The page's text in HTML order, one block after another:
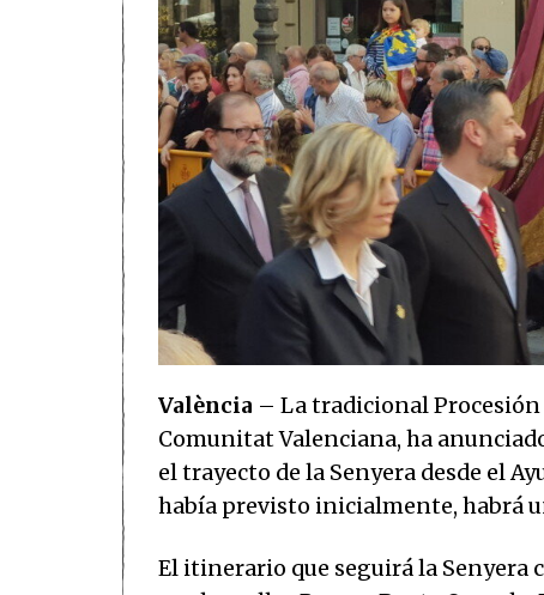
València – La tradicional Procesión
Comunitat Valenciana, ha
el trayecto de la Senyera desde el
había previsto inicialmente, habrá
El itinerario que seguirá la